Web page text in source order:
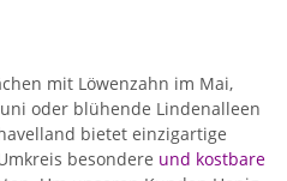
mit Löwenzahn im Mai,
oder blühende Lindenalleen
bietet einzigartige
besondere und kostbare